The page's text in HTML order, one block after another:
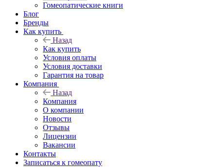
Гомеопатические книги
Блог
Бренды
Как купить
Назад
Как купить
Условия оплаты
Условия доставки
Гарантия на товар
Компания
Назад
Компания
О компании
Новости
Отзывы
Лицензии
Вакансии
Контакты
Записаться к гомеопату